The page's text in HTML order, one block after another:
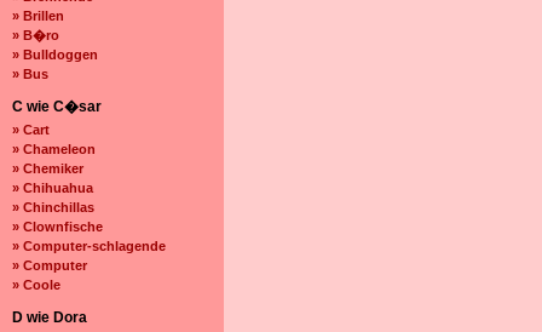
» Brillen
» B�ro
» Bulldoggen
» Bus
C wie C�sar
» Cart
» Chameleon
» Chemiker
» Chihuahua
» Chinchillas
» Clownfische
» Computer-schlagende
» Computer
» Coole
D wie Dora